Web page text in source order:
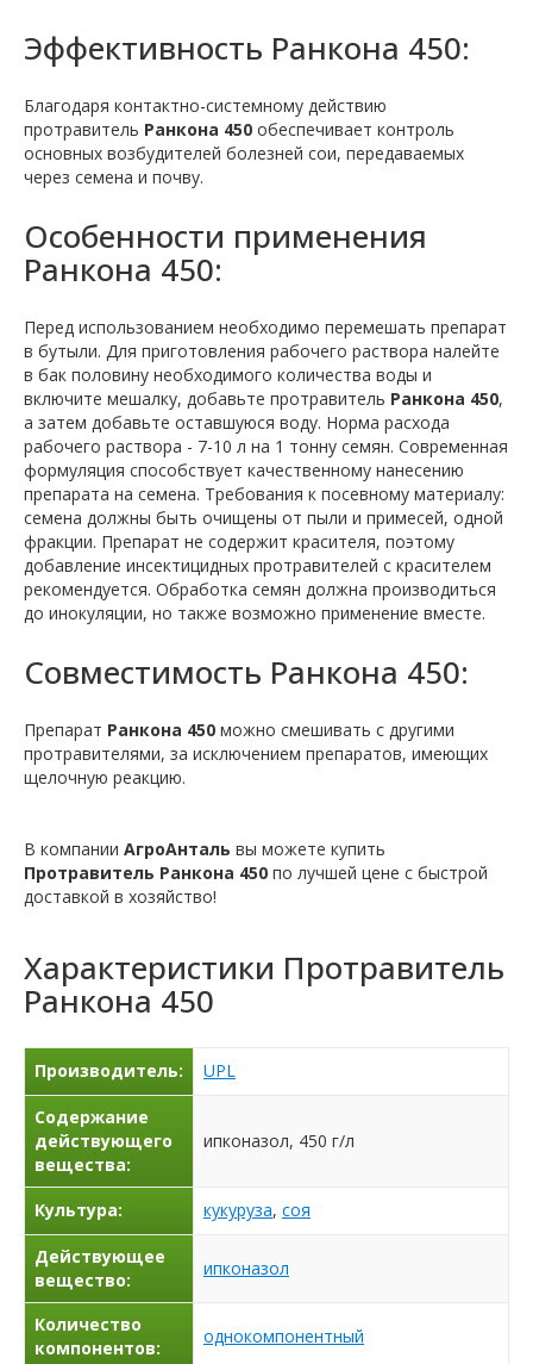
Эффективность Ранкона 450:
Благодаря контактно-системному действию
протравитель Ранкона 450 обеспечивает контроль
основных возбудителей болезней сои, передаваемых
через семена и почву.
Особенности применения
Ранкона 450:
Перед использованием необходимо перемешать препарат
в бутыли. Для приготовления рабочего раствора налейте
в бак половину необходимого количества воды и
включите мешалку, добавьте протравитель Ранкона 450,
а затем добавьте оставшуюся воду. Норма расхода
рабочего раствора - 7-10 л на 1 тонну семян. Современная
формуляция способствует качественному нанесению
препарата на семена. Требования к посевному материалу:
семена должны быть очищены от пыли и примесей, одной
фракции. Препарат не содержит красителя, поэтому
добавление инсектицидных протравителей с красителем
рекомендуется. Обработка семян должна производиться
до инокуляции, но также возможно применение вместе.
Совместимость Ранкона 450:
Препарат Ранкона 450 можно смешивать с другими
протравителями, за исключением препаратов, имеющих
щелочную реакцию.
В компании АгроАнталь вы можете купить
Протравитель Ранкона 450 по лучшей цене с быстрой
доставкой в хозяйство!
Характеристики Протравитель
Ранкона 450
Производитель: UPL
Содержание
действующего
вещества:
ипконазол, 450 г/л
Культура: кукуруза, соя
Действующее
вещество:
ипконазол
Количество
компонентов:
однокомпонентный